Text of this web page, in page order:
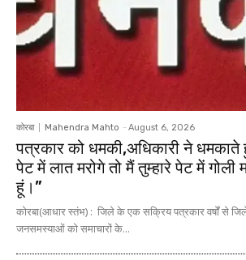
कोरबा Mahendra Mahto - August 6, 2026
पत्रकार को धमकी,अधिकारी ने धमकाते
पेट में लात मरोगे तो मैं तुम्हारे पेट में गोली
हूं।”
कोरबा(आधार स्तंभ) : जिले के एक सक्रिय पत्रकार वर्षों से
जनसमस्याओं को समाचारों के...